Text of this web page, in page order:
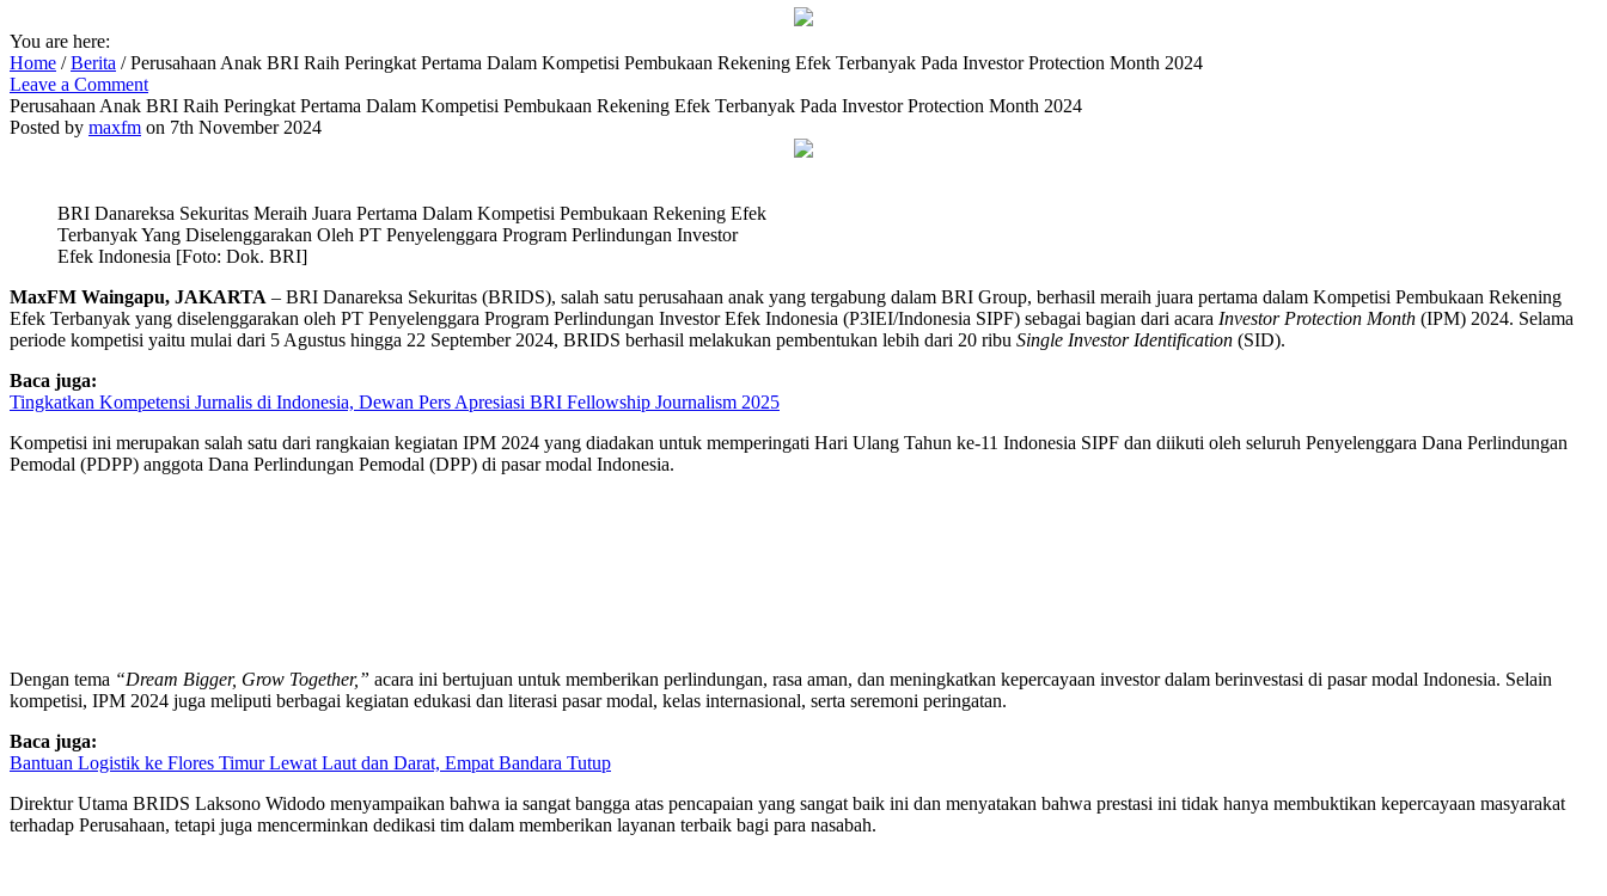
You are here:
Home /Berita /Perusahaan Anak BRI Raih Peringkat Pertama Dalam Kompetisi Pembukaan Rekening Efek Terbanyak Pada Investor Protection Month 2024
Leave a Comment
Perusahaan Anak BRI Raih Peringkat Pertama Dalam Kompetisi Pembukaan Rekening Efek Terbanyak Pada Investor Protection Month 2024
Posted by maxfm on 7th November 2024
BRI Danareksa Sekuritas Meraih Juara Pertama Dalam Kompetisi Pembukaan Rekening Efek
Terbanyak Yang Diselenggarakan Oleh PT Penyelenggara Program Perlindungan Investor
Efek Indonesia [Foto: Dok. BRI]
MaxFM Waingapu, JAKARTA – BRI Danareksa Sekuritas (BRIDS), salah satu perusahaan anak yang tergabung dalam BRI Group, berhasil meraih juara pertama dalam Kompetisi Pembukaan Rekening
Efek Terbanyak yang diselenggarakan oleh PT Penyelenggara Program Perlindungan Investor Efek Indonesia (P3IEI/Indonesia SIPF) sebagai bagian dari acara Investor Protection Month (IPM) 2024. Selama
periode kompetisi yaitu mulai dari 5 Agustus hingga 22 September 2024, BRIDS berhasil melakukan pembentukan lebih dari 20 ribu Single Investor Identification (SID).
Baca juga:
Tingkatkan Kompetensi Jurnalis di Indonesia, Dewan Pers Apresiasi BRI Fellowship Journalism 2025
Kompetisi ini merupakan salah satu dari rangkaian kegiatan IPM 2024 yang diadakan untuk memperingati Hari Ulang Tahun ke-11 Indonesia SIPF dan diikuti oleh seluruh Penyelenggara Dana Perlindungan
Pemodal (PDPP) anggota Dana Perlindungan Pemodal (DPP) di pasar modal Indonesia.
Dengan tema “Dream Bigger, Grow Together,” acara ini bertujuan untuk memberikan perlindungan, rasa aman, dan meningkatkan kepercayaan investor dalam berinvestasi di pasar modal Indonesia. Selain
kompetisi, IPM 2024 juga meliputi berbagai kegiatan edukasi dan literasi pasar modal, kelas internasional, serta seremoni peringatan.
Baca juga:
Bantuan Logistik ke Flores Timur Lewat Laut dan Darat, Empat Bandara Tutup
Direktur Utama BRIDS Laksono Widodo menyampaikan bahwa ia sangat bangga atas pencapaian yang sangat baik ini dan menyatakan bahwa prestasi ini tidak hanya membuktikan kepercayaan masyarakat
terhadap Perusahaan, tetapi juga mencerminkan dedikasi tim dalam memberikan layanan terbaik bagi para nasabah.